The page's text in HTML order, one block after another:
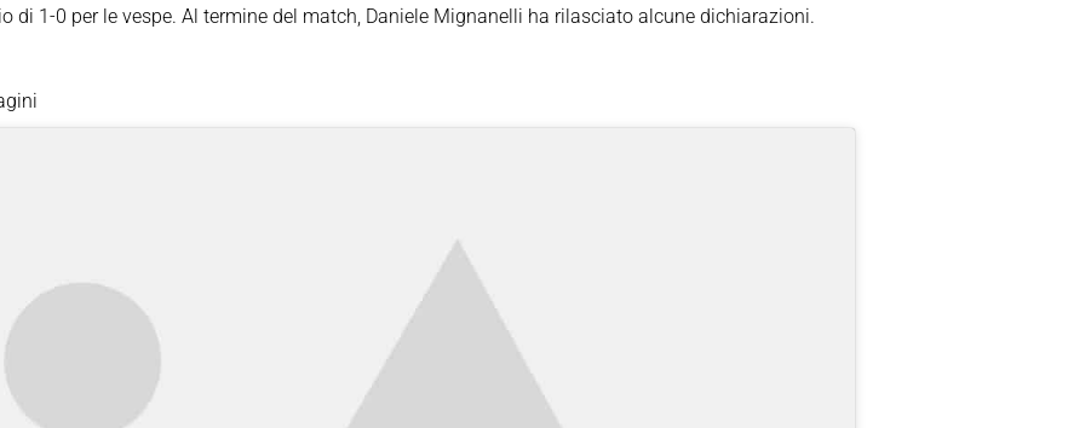
di 1-0 per le vespe. Al termine del match, Daniele Mignanelli ha rilasciato alcune dichiarazioni.